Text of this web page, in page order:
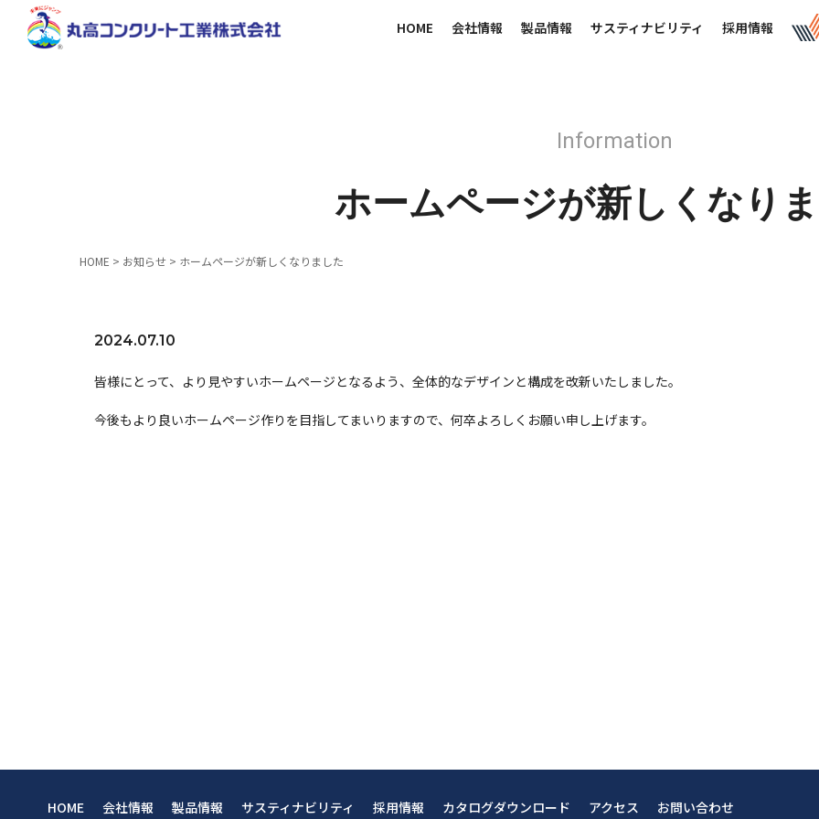
HOME 会社情報 製品情報 サスティナビリティ 採用情報
Information
ホームページが新しくなり
HOME > お知らせ > ホームページが新しくなりました
2024.07.10
皆様にとって、より見やすいホームページとなるよう、全体的なデザインと構成を改新いたしました。
今後もより良いホームページ作りを目指してまいりますので、何卒よろしくお願い申し上げます。
HOME 会社情報 製品情報 サスティナビリティ 採用情報 カタログダウンロード アクセス お問い合わせ